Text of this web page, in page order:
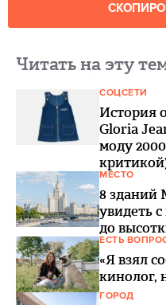
Читать на эту
СОЦСЕТИ
История
Gloria
моду
МЕСТО
8 зданий
увидеть
до
ЕСТЬ
«Я взял
кинолог,
ГОРОД